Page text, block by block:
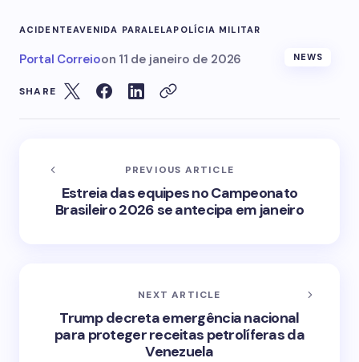
ACIDENTEAVENIDA PARALELAPOLÍCIA MILITAR
Portal Correioon 11 de janeiro de 2026 NEWS
SHARE
PREVIOUS ARTICLE
Estreia das equipes no Campeonato
Brasileiro 2026 se antecipa em janeiro
NEXT ARTICLE
Trump decreta emergência nacional
para proteger receitas petrolíferas da
Venezuela